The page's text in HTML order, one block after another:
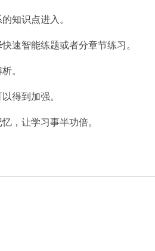
知识点进入。
速智能练题或者分章节练习。
。
得到加强。
，让学习事半功倍。